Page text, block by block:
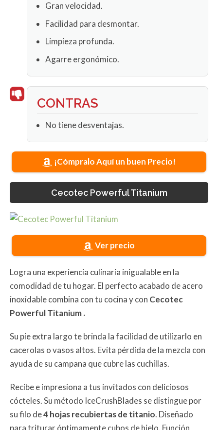
Gran velocidad.
Facilidad para desmontar.
Limpieza profunda.
Agarre ergonómico.
CONTRAS
No tiene desventajas.
¡Cómpralo Aquí un buen Precio!
Cecotec Powerful Titanium
Ver precio
Logra una experiencia culinaria inigualable en la
comodidad de tu hogar. El perfecto acabado de acero
inoxidable combina con tu cocina y con Cecotec
Powerful Titanium .
Su pie extra largo te brinda la facilidad de utilizarlo en
cacerolas o vasos altos. Evita pérdida de la mezcla con
ayuda de su campana que cubre las cuchillas.
Recibe e impresiona a tus invitados con deliciosos
cócteles. Su método IceCrushBlades se distingue por
su filo de4 hojas recubiertas de titanio. Diseñado